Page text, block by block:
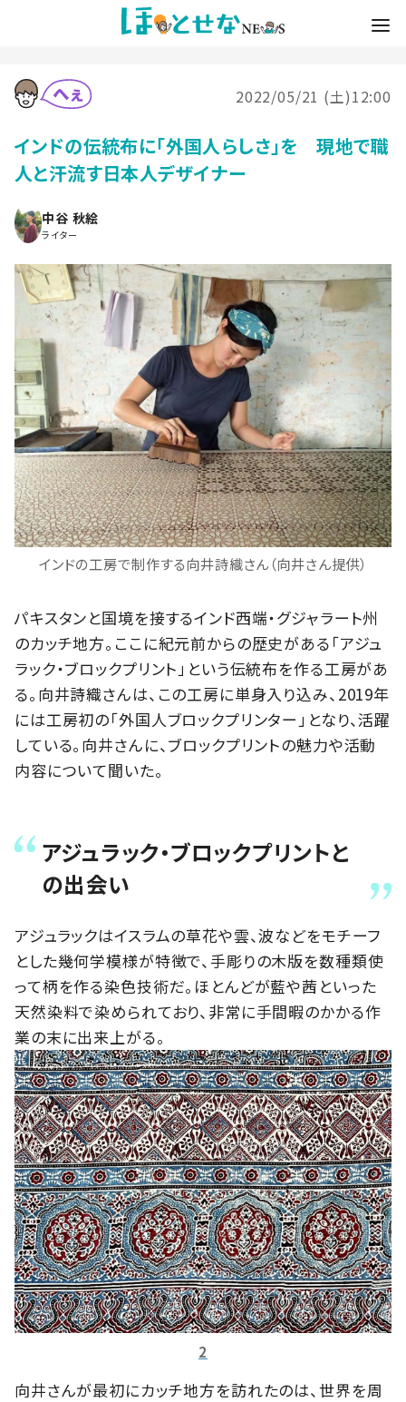
2022/05/21 (土)12:00
インドの伝統布に「外国人らしさ」を 現地で職
人と汗流す日本人デザイナー
中谷 秋絵
ライター
インドの工房で制作する向井詩織さん（向井さん提供）
パキスタンと国境を接するインド西端・グジャラート州
のカッチ地方。ここに紀元前からの歴史がある「アジュ
ラック・ブロックプリント」という伝統布を作る工房があ
る。向井詩織さんは、この工房に単身入り込み、2019年
には工房初の「外国人ブロックプリンター」となり、活躍
している。向井さんに、ブロックプリントの魅力や活動
内容について聞いた。
アジュラック・ブロックプリントと
の出会い
アジュラックはイスラムの草花や雲、波などをモチーフ
とした幾何学模様が特徴で、手彫りの木版を数種類使
って柄を作る染色技術だ。ほとんどが藍や茜といった
天然染料で染められており、非常に手間暇のかかる作
業の末に出来上がる。
2
向井さんが最初にカッチ地方を訪れたのは、世界を周